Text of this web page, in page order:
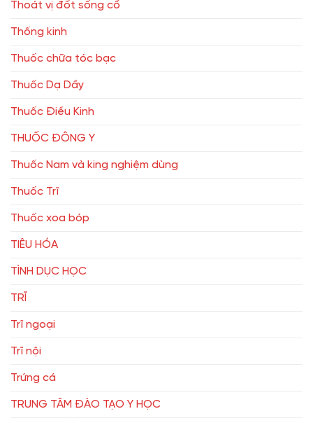
Thoát vị đốt sống cổ
Thống kinh
Thuốc chữa tóc bạc
Thuốc Dạ Dầy
Thuốc Điều Kinh
THUỐC ĐÔNG Y
Thuốc Nam và king nghiệm dùng
Thuốc Trĩ
Thuốc xoa bóp
TIÊU HÓA
TÌNH DỤC HỌC
TRĨ
Trĩ ngoại
Trĩ nội
Trứng cá
TRUNG TÂM ĐÀO TẠO Y HỌC